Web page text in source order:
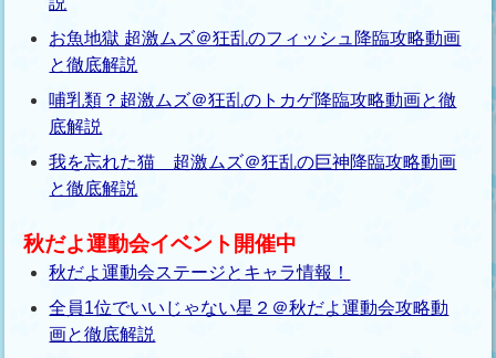
お魚地獄 超激ムズ＠狂乱のフィッシュ降臨攻略動画
と徹底解説
哺乳類？超激ムズ＠狂乱のトカゲ降臨攻略動画と徹
底解説
我を忘れた猫 超激ムズ＠狂乱の巨神降臨攻略動画
と徹底解説
秋だよ運動会イベント開催中
秋だよ運動会ステージとキャラ情報！
全員1位でいいじゃない星２＠秋だよ運動会攻略動
画と徹底解説